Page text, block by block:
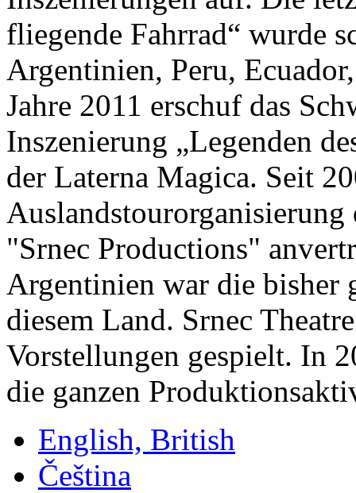
fliegende Fahrrad“ wurde
Argentinien, Peru,
Jahre 2011 erschuf das
Inszenierung „Legenden
der Laterna Magica. Seit
"Srnec Productions"
Argentinien war die bisher
diesem Land. Srnec
Vorstellungen gespielt. In
die ganzen
English, British
Čeština